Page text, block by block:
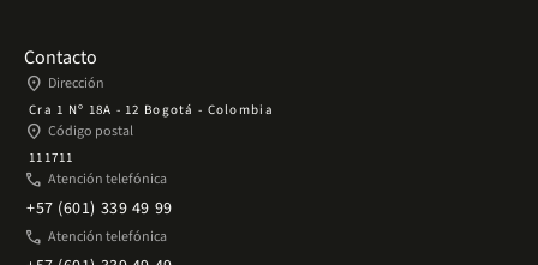
Contacto
place Dirección
Cra 1 Nº 18A - 12 Bogotá - Colombia
place Código postal
111711
phone Atención telefónica
+57 (601) 339 49 99
phone Atención telefónica